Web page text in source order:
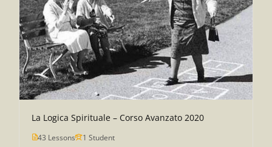
La Logica Spirituale – Corso Avanzato 2020
43 Lessons 1 Student